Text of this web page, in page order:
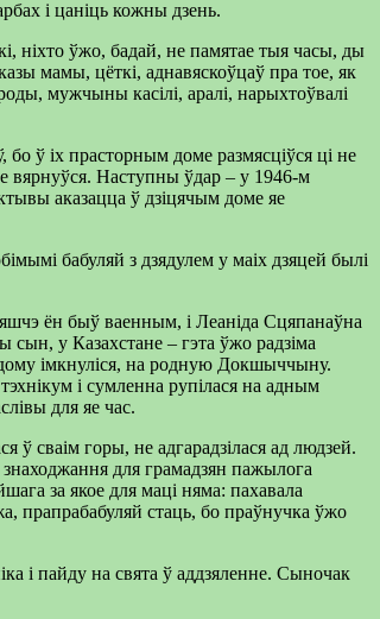
і цаніць кожны дзень.
ніхто ўжо, бадай, не памятае тыя часы, ды
мамы, цёткі, аднавяскоўцаў пра тое, як
мужчыны касілі, аралі, нарыхтоўвалі
ў іх прасторным доме размясціўся ці не
вярнуўся. Наступны ўдар – у 1946-м
аказацца ў дзіцячым доме яе
бабуляй з дзядулем у маіх дзяцей былі
ён быў ваенным, і Леаніда Сцяпанаўна
сын, у Казахстане – гэта ўжо радзіма
імкнуліся, на родную Докшыччыну.
і сумленна рупілася на адным
для яе час.
сваім горы, не адгарадзілася ад людзей.
для грамадзян пажылога
за якое для маці няма: пахавала
прапрабабуляй стаць, бо праўнучка ўжо
і пайду на свята ў аддзяленне. Сыночак